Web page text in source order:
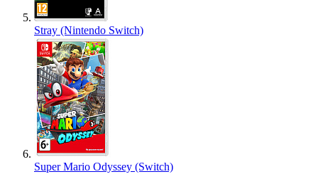
Stray (Nintendo Switch)
Super Mario Odyssey (Switch)